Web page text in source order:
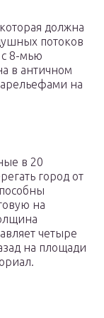
должна
потоков
8-мью
в античном
на
в 20
город от
на
четыре
на площади